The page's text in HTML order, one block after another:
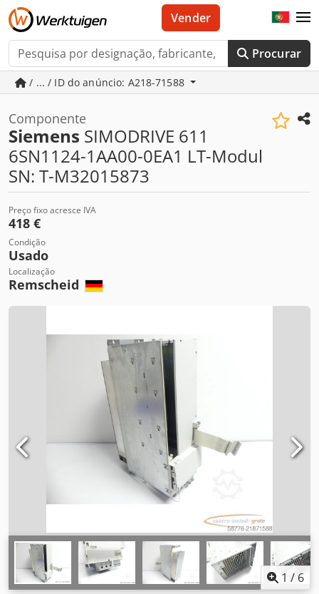
Procurar
Vender
/ ... / ID do anúncio: A218-71588
Componente
Siemens SIMODRIVE 611
6SN1124-1AA00-0EA1 LT-Modul
SN: T-M32015873
Preço fixo acresce IVA
418 €
Condição
Usado
Localização
Remscheid
1 / 6